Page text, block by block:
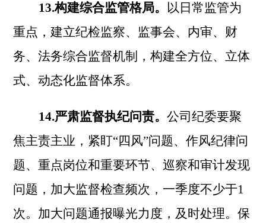
13.构建综合监管格局。
以日常监管为
重点，建立纪检监察、监事会、内审、财
务、法务综合监督机制，构建全方位、立体
式、动态化监督体系。
14.严肃监督执纪问责。公司纪委要聚
焦主责主业，紧盯“四风”问题、作风纪律问
题、重点岗位和重要环节、巡察和审计发现
问题，加大监督检查频次，一季度不少于1
次。加大问题通报曝光力度，及时处理。保